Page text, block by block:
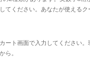
てください。あなたが使えるク
ート画面で入力してください。
から。